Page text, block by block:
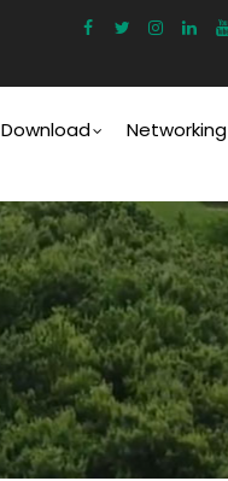
Download Networking